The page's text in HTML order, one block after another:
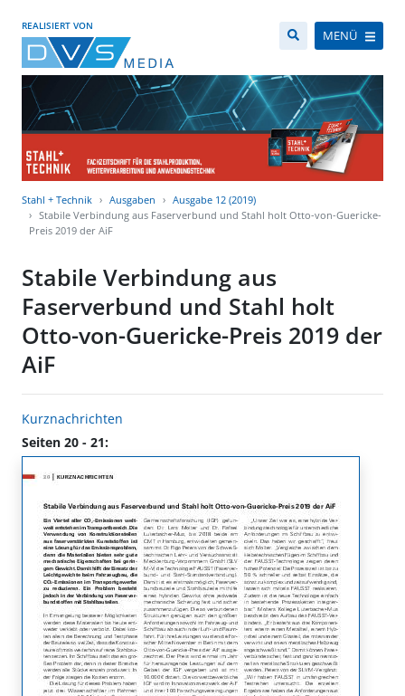
REALISIERT VON
MENÜ
Stahl + Technik Ausgaben
Ausgabe 12 (2019)
Stabile Verbindung aus Faserverbund und Stahl holt Otto-von-Guericke-
Preis 2019 der AiF
Stabile Verbindung aus
Faserverbund und Stahl holt
Otto-von-Guericke-Preis 2019 der
AiF
Kurznachrichten
Seiten 20 - 21: